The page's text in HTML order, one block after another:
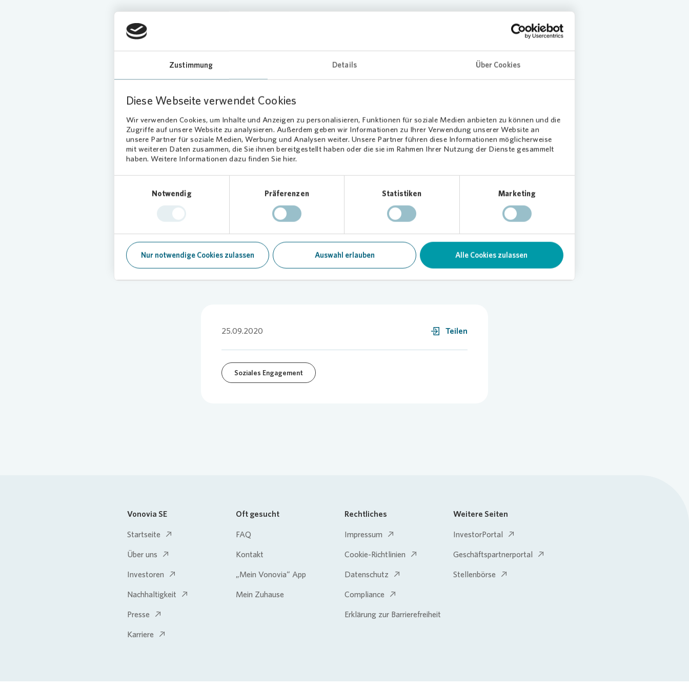
Zustimmung Details Über Cookies
Diese Webseite verwendet Cookies
Wir verwenden Cookies, um Inhalte und Anzeigen zu personalisieren, Funktionen für soziale Medien anbieten zu können und die
Zugriffe auf unsere Website zu analysieren. Außerdem geben wir Informationen zu Ihrer Verwendung unserer Website an
unsere Partner für soziale Medien, Werbung und Analysen weiter. Unsere Partner führen diese Informationen möglicherweise
mit weiteren Daten zusammen, die Sie ihnen bereitgestellt haben oder die sie im Rahmen Ihrer Nutzung der Dienste gesammelt
haben. Weitere Informationen dazu finden Sie hier.
Notwendig
Präferenzen Statistiken Marketing
Nur notwendige Cookies zulassen Auswahl erlauben Alle Cookies zulassen
Der Hamburger Künstler Ray de la Cruz hat die Wand des
Kindergartens Zaubermäuse e.V. in Hamburg Rissen, passend
zum Namen, mit einem Graffiti verschönert. Als besonderes
Highlight konnten die Kinder selbst zu kleinen Künstlern
werden: Sie durften das Wandbild mit ihren Handabdrücken
mitgestalten. Das WohnungsunternehmenVonovia
unterstützte die Aktion und übernahm die Kosten für die
Farben.
Zusätzlich gab es im Anschluss eine Spende im Wert von 1.000 Euro. Der
und beispielsweise Bälle sowie Tunnel erwerben. Mit der Aktion möchte
25.09.2020 Teilen
Soziales Engagement
Vonovia SE
Startseite
Über uns
Investoren
Nachhaltigkeit
Presse
Karriere
Oft gesucht
FAQ
Kontakt
„Mein Vonovia“ App
Mein Zuhause
Rechtliches
Impressum
Cookie-Richtlinien
Datenschutz
Compliance
Erklärung zur Barrierefreiheit
Weitere Seiten
InvestorPortal
Geschäftspartnerportal
Stellenbörse